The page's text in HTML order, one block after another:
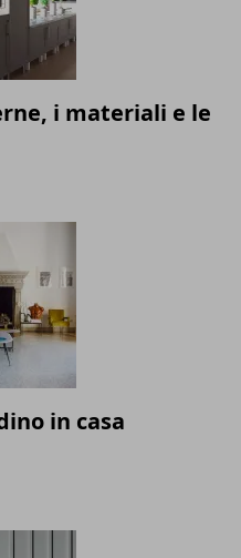
i materiali e le
in casa